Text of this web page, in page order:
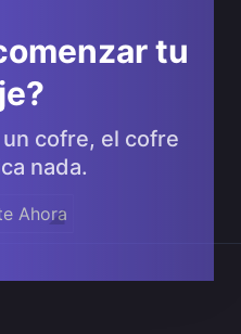
tu
cofre, el cofre
nada.
Ahora